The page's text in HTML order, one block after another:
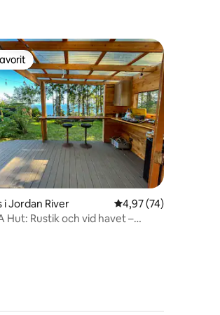
betyg, 77 omdömen
i Jordan River 4,97 av 5 i
4,97 (74)
Hut: Rustik och vid havet –